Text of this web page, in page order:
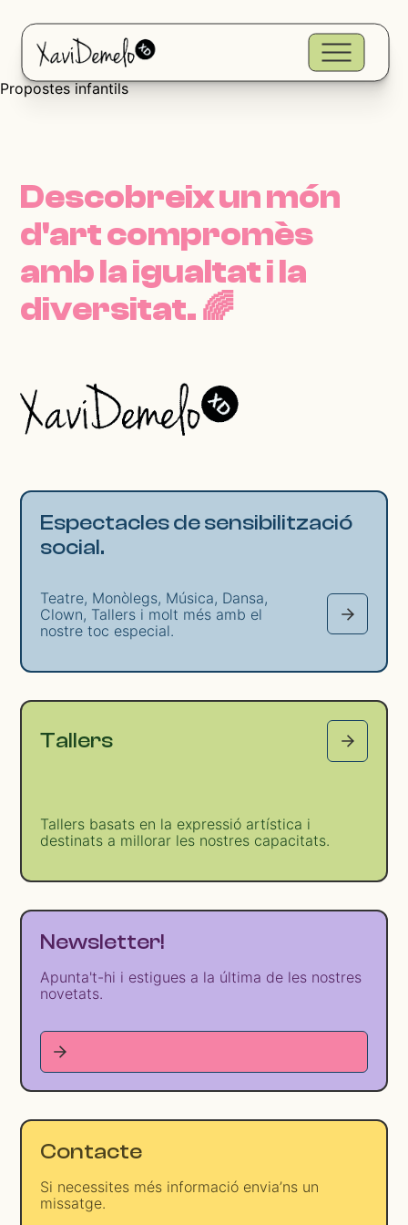
Propostes infantils
Descobreix un món
d'art compromès
amb la igualtat i la
diversitat.🌈
Espectacles de sensibilització
social.
Teatre, Monòlegs, Música, Dansa,
Clown, Tallers i molt més amb el
nostre toc especial.
Tallers
Tallers basats en la expressió artística i
destinats a millorar les nostres capacitats.
Newsletter!
Apunta't-hi i estigues a la última de les nostres
novetats.
Contacte
Si necessites més informació envia’ns un
missatge.